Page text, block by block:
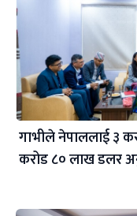
गाभीले नेपाललाई ३
करोड ८० लाख डलर